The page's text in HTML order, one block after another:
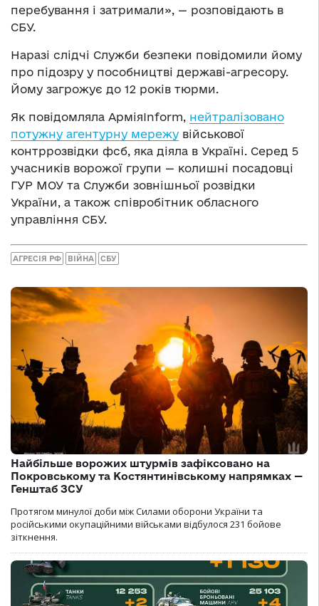
перебування і затримали», — розповідають в
СБУ.
Наразі слідчі Служби безпеки повідомили йому
про підозру у пособництві державі-агресору.
Йому загрожує до 12 років тюрми.
Як повідомляла АрміяInform, нейтралізовано
потужну агентурну мережу військової
контррозвідки фсб, яка діяла в Україні. Серед 5
учасників ворожої групи — колишні посадовці
ГУР МОУ та Служби зовнішньої розвідки
України, а також співробітник обласного
управління СБУ.
АГРЕСІЯ РФ ВІЙНА СБУ
Найбільше ворожих штурмів зафіксовано на
Покровському та Костянтинівському напрямках —
Генштаб ЗСУ
Протягом минулої доби між Силами оборони України та
російськими окупаційними військами відбулося 231 бойове
зіткнення.